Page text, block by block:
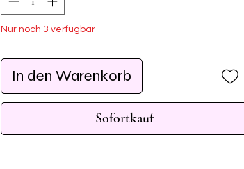
Nur noch 3 verfügbar
In den Warenkorb
Sofortkauf